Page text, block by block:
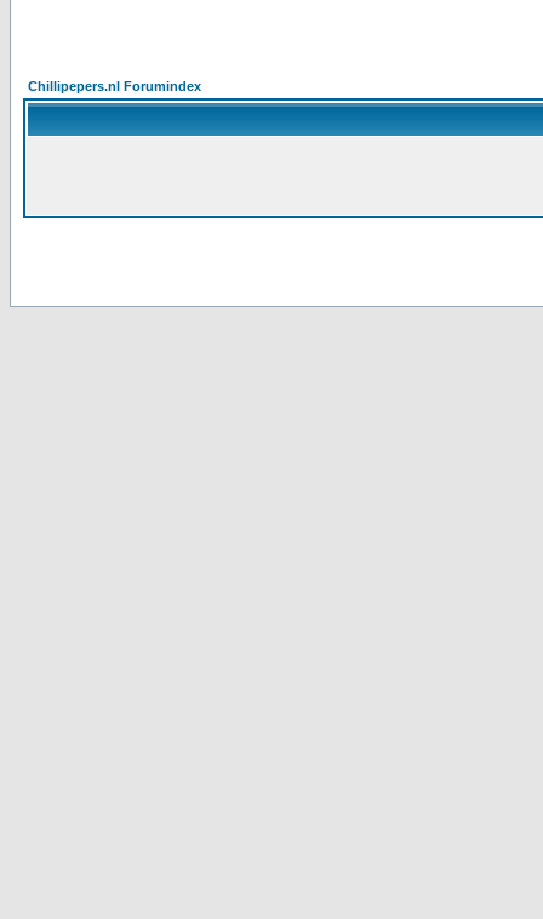
Chillipepers.nl Forumindex